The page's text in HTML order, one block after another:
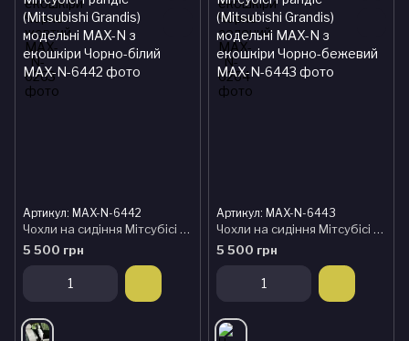
Артикул: MAX-N-6442
Чохли на сидіння Мітсубісі Грандіс (Mitsubishi Grandis) модельні MAX-N з екошкіри Чорно-білий
5 500 грн
Артикул: MAX-N-6443
Чохли на сидіння Мітсубісі Грандіс (Mitsubishi Grandis) модельні MAX-N з екошкіри Чорно-бежевий
5 500 грн